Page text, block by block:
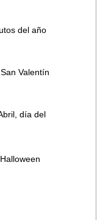
del año
Valentín
día del